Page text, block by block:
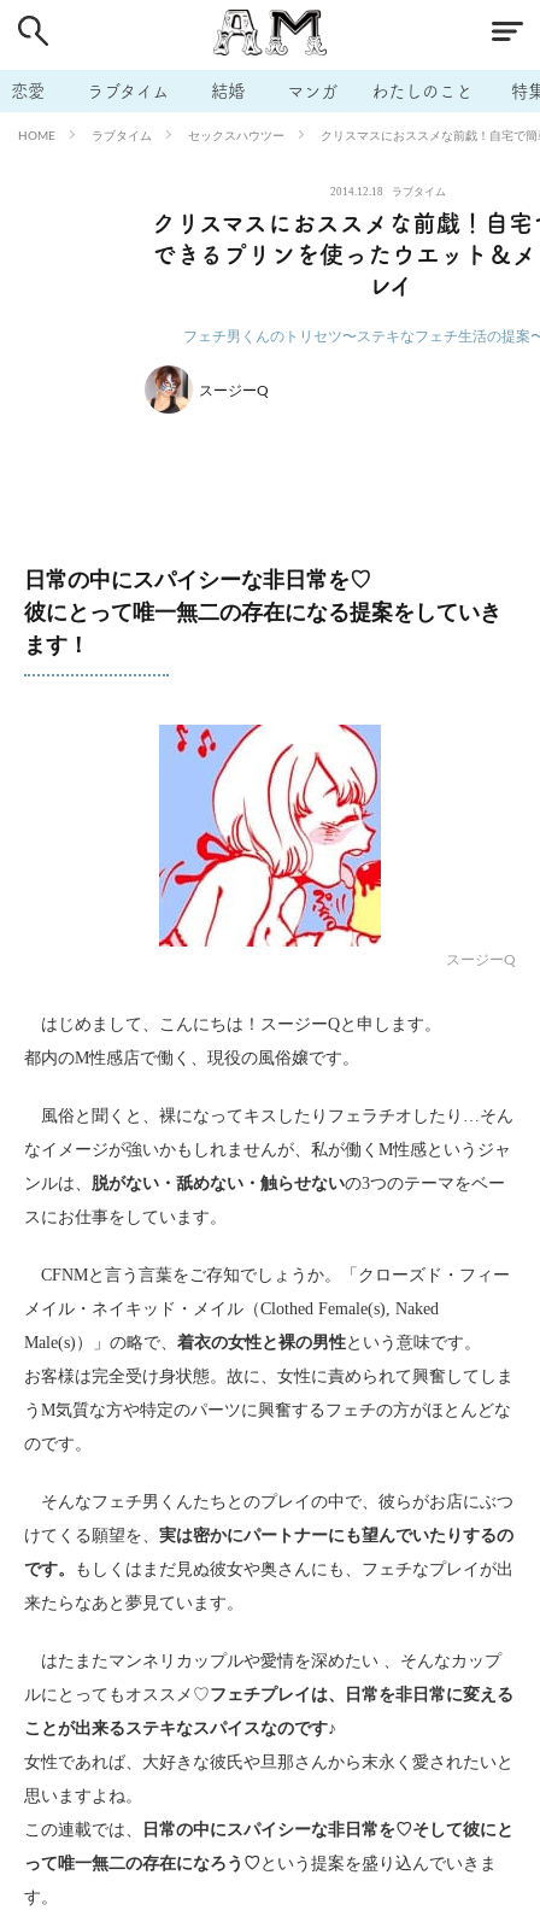
恋愛 ラブタイム 結婚 マンガ わたしのこと 特
HOME ラブタイム セックスハウツー クリスマスにおススメな前戯！自宅で
2014.12.18 ラブタイム
クリスマスにおススメな前戯！自
できるプリンを使ったウエット＆
レイ
フェチ男くんのトリセツ〜ステキなフェチ生活の提案
スージーQ
日常の中にスパイシーな非日常を♡
彼にとって唯一無二の存在になる提案をしていき
ます！
スージーQ
はじめまして、こんにちは！スージーQと申します。
都内のM性感店で働く、現役の風俗嬢です。
風俗と聞くと、裸になってキスしたりフェラチオしたり…そん
なイメージが強いかもしれませんが、私が働くM性感というジャ
ンルは、 脱がない・舐めない・触らせないの3つのテーマをベー
スにお仕事をしています。
CFNMと言う言葉をご存知でしょうか。「クローズド・フィー
メイル・ネイキッド・メイル（Clothed Female(s), Naked
Male(s)）」の略で、 着衣の女性と裸の男性という意味です。
お客様は完全受け身状態。故に、女性に責められて興奮してしま
うM気質な方や特定のパーツに興奮するフェチの方がほとんどな
のです。
そんなフェチ男くんたちとのプレイの中で、彼らがお店にぶつ
けてくる願望を、 実は密かにパートナーにも望んでいたりするの
です。
もしくはまだ見ぬ彼女や奥さんにも、フェチなプレイが出
来たらなあと夢見ています。
はたまたマンネリカップルや愛情を深めたい 、そんなカップ
ルにとってもオススメ♡フェチプレイは、日常を非日常に変える
ことが出来るステキなスパイスなのです♪
女性であれば、大好きな彼氏や旦那さんから末永く愛されたいと
思いますよね。
この連載では、
日常の中にスパイシーな非日常を♡そして彼にと
って唯一無二の存在になろう♡ という提案を盛り込んでいきま
す。
# 男の本音 # セフレ # 不倫
# 出会う方法 # マッチングアプリ # ラブグッズ # 体の相